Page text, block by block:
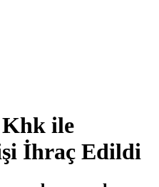
ile
İhraç Edildi